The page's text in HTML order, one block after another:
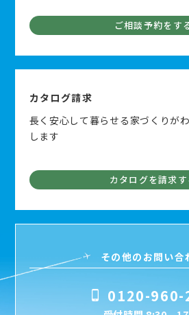
ご相談予約をす
カタログ請求
長く安心して暮らせる家づくりが
します
カタログを請求す
その他のお問い合
0120-960-